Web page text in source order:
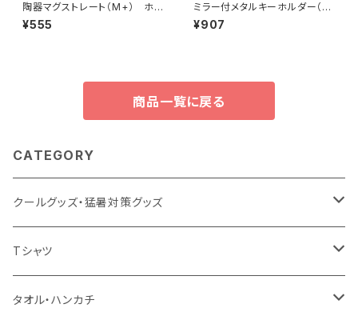
陶器マグストレート（M+） ホワ
イト MG
¥555
ミラー付メタルキーホルダー（ラ
ウンド） マットシルバー MG
¥907
商品一覧に戻る
CATEGORY
クールグッズ・猛暑対策グッズ
扇風機
うちわ
Tシャツ
カスタムプリントTシャツ（国内プリント）
タオル・ハンカチ